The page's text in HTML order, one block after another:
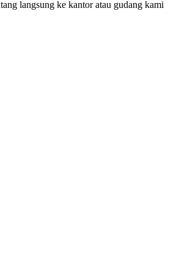
langsung ke kantor atau gudang kami